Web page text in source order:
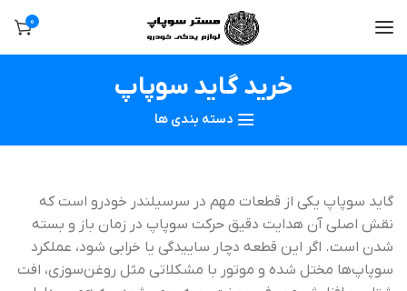
0
خرید گاید سوپاپ
دسته بندی ها
گاید سوپاپ یکی از قطعات مهم در سرسیلندر خودرو است که
نقش اصلی آن هدایت دقیق حرکت سوپاپ در زمان باز و بسته
شدن است. اگر این قطعه دچار ساییدگی یا خرابی شود، عملکرد
سوپاپ‌ها مختل شده و موتور با مشکلاتی مثل روغن‌سوزی، افت